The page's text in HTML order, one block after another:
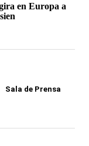
en Europa a
Sala de Prensa